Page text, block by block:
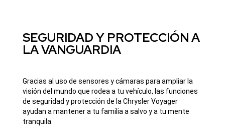
SEGURIDAD Y PROTECCIÓN A
LA VANGUARDIA
Gracias al uso de sensores y cámaras para ampliar la
visión del mundo que rodea a tu vehículo, las funciones
de seguridad y protección de la Chrysler Voyager
ayudan a mantener a tu familia a salvo y a tu mente
tranquila.